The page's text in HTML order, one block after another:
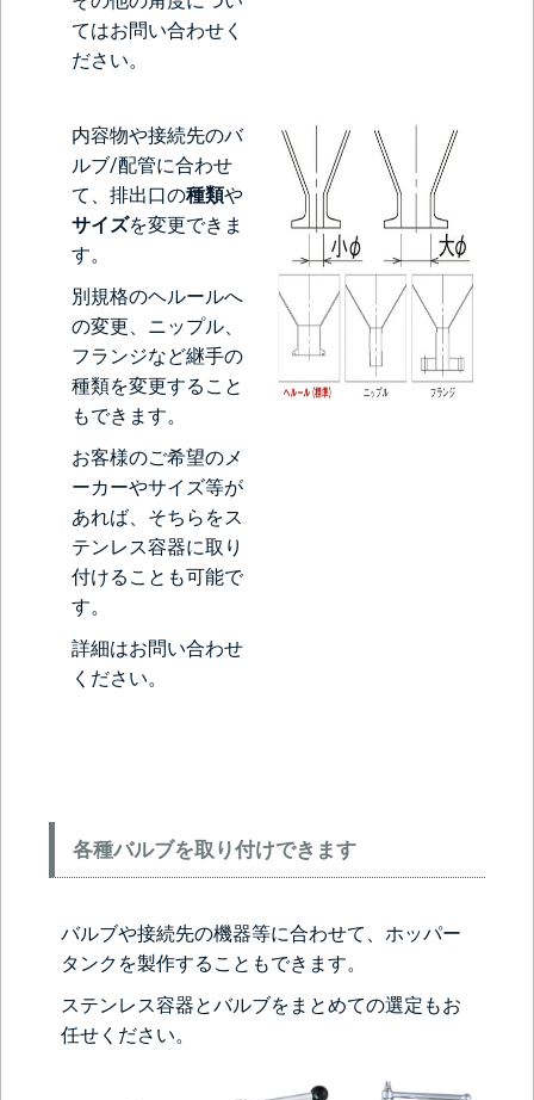
てはお問い合わせく
ださい。
内容物や接続先のバ
ルブ/配管に合わせ
て、排出口の種類や
サイズを変更できま
す。
別規格のヘルールへ
の変更、ニップル、
フランジなど継手の
種類を変更すること
もできます。
お客様のご希望のメ
ーカーやサイズ等が
あれば、そちらをス
テンレス容器に取り
付けることも可能で
す。
詳細はお問い合わせ
ください。
各種バルブを取り付けできます
バルブや接続先の機器等に合わせて、ホッパー
タンクを製作することもできます。
ステンレス容器とバルブをまとめての選定もお
任せください。